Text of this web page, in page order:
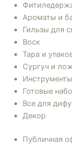
Ароматы и
Гильзы для
Воск
Тара и
Сургуч и
Инструменты
Готовые
Все для
Декор
Публичная